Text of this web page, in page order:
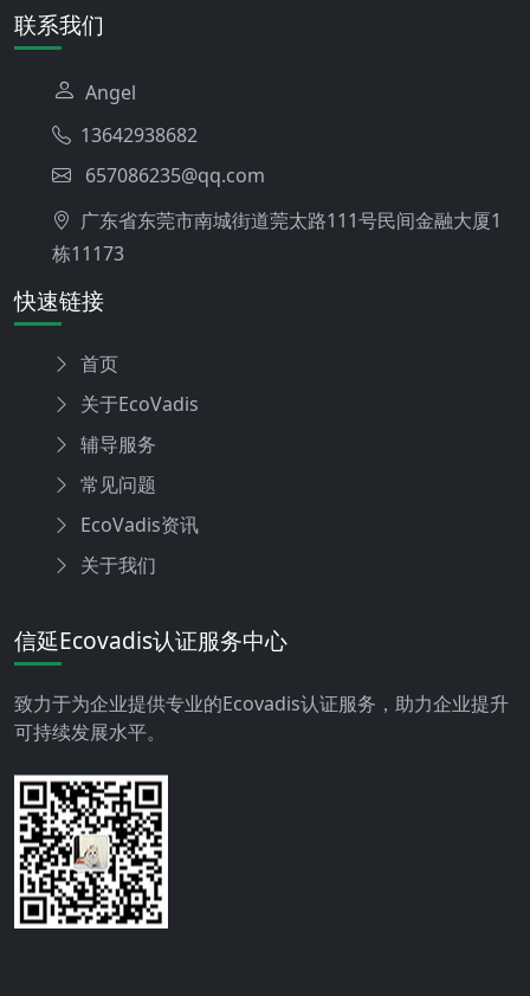
联系我们
Angel
13642938682
657086235@qq.com
广东省东莞市南城街道莞太路111号民间金融大厦1
栋11173
快速链接
首页
关于EcoVadis
辅导服务
常见问题
EcoVadis资讯
关于我们
信延Ecovadis认证服务中心
致力于为企业提供专业的Ecovadis认证服务，助力企业提升
可持续发展水平。